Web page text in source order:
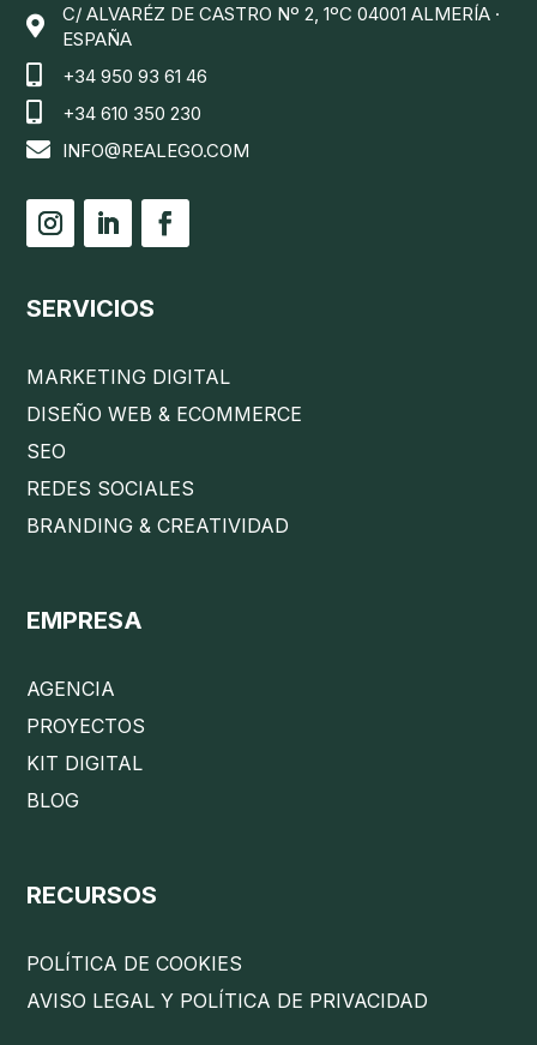

C/ ALVARÉZ DE CASTRO Nº 2, 1ºC 04001 ALMERÍA ·
ESPAÑA
 +34 950 93 61 46
 +34 610 350 230
 INFO@REALEGO.COM
SERVICIOS
MARKETING DIGITAL
DISEÑO WEB & ECOMMERCE
SEO
REDES SOCIALES
BRANDING & CREATIVIDAD
EMPRESA
AGENCIA
PROYECTOS
KIT DIGITAL
BLOG
RECURSOS
POLÍTICA DE COOKIES
AVISO LEGAL Y POLÍTICA DE PRIVACIDAD